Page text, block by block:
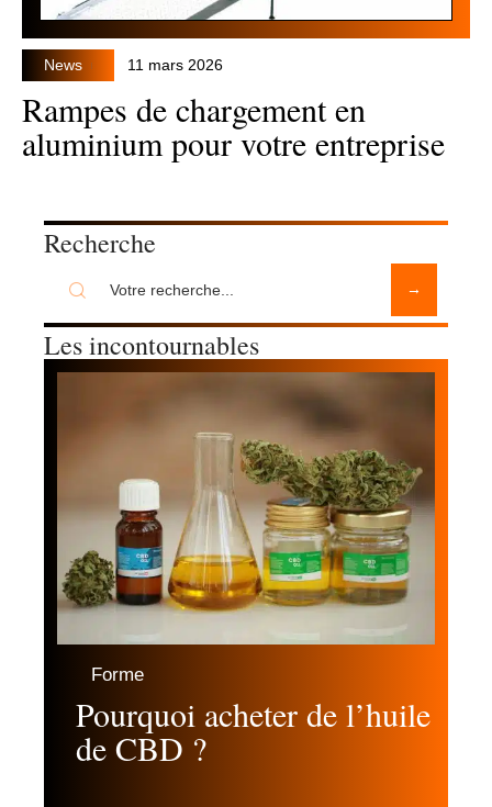
News 11 mars 2026
Rampes de chargement en
aluminium pour votre entreprise
Recherche
Les incontournables
Forme
Pourquoi acheter de l’huile
de CBD ?